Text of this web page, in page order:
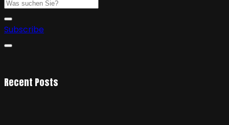
Subscribe
Recent Posts